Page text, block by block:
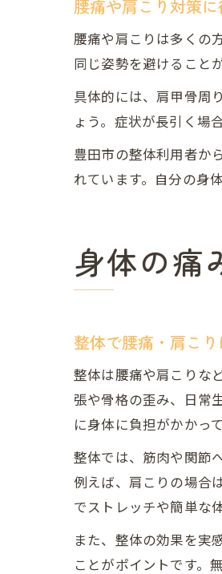
腰痛や肩こり対策
腰痛や肩こりは多くの
同じ姿勢を避けること
具体的には、肩甲骨周
ょう。症状が長引く場
豊田市の整体利用者か
れています。自分の身
身体の痛
整体で腰痛・肩こ
整体は腰痛や肩こりな
張や骨格の歪み、日常
に身体に負担がかかっ
整体では、筋肉や関節
例えば、肩こりの場合
でストレッチや簡単な
また、整体の効果を実
ことがポイントです。